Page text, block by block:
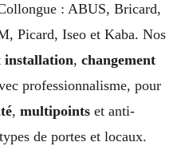
: ABUS, Bricard,
Picard, Iseo et Kaba. Nos
installation, changement
professionnalisme, pour
, multipoints et anti-
de portes et locaux.